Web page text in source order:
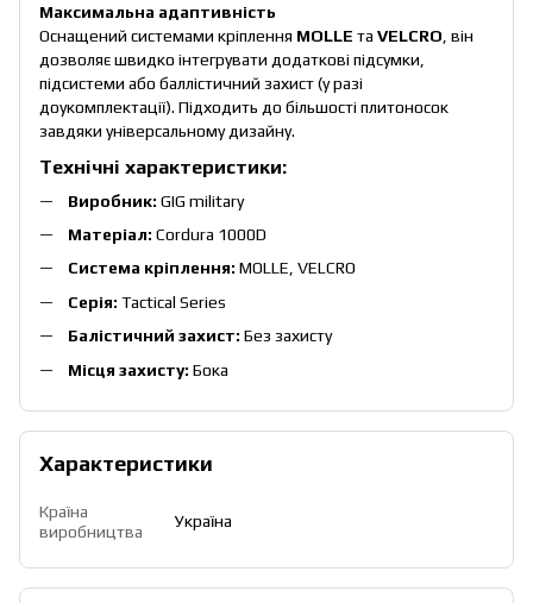
Максимальна адаптивність
Оснащений системами кріплення MOLLE та VELCRO , він
дозволяє швидко інтегрувати додаткові підсумки,
підсистеми або баллістичний захист (у разі
доукомплектації). Підходить до більшості плитоносок
завдяки універсальному дизайну.
Технічні характеристики:
Виробник: GIG military
Матеріал: Cordura 1000D
Система кріплення: MOLLE, VELCRO
Серія: Tactical Series
Балістичний захист: Без захисту
Місця захисту: Бока
Характеристики
Країна
виробництва
Україна